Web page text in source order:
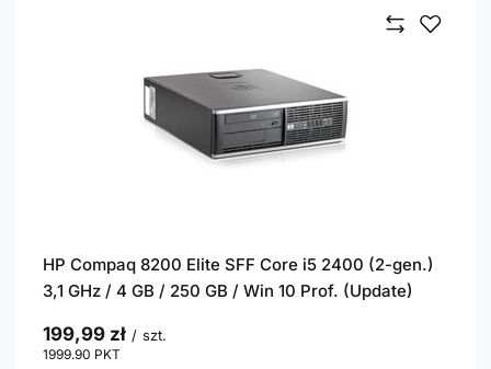
HP Compaq 8200 Elite SFF Core i5 2400 (2-gen.)
3,1 GHz / 4 GB / 250 GB / Win 10 Prof. (Update)
199,99 zł / szt.
1999.90 PKT